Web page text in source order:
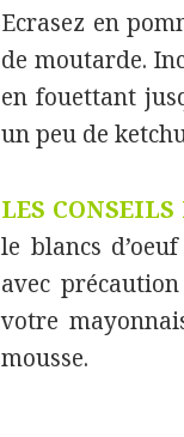
Ecrasez en
de moutarde.
en fouettant
un peu de
LES
le blancs
avec
votre
mousse.